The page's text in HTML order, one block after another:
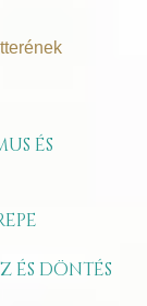
és
és döntés